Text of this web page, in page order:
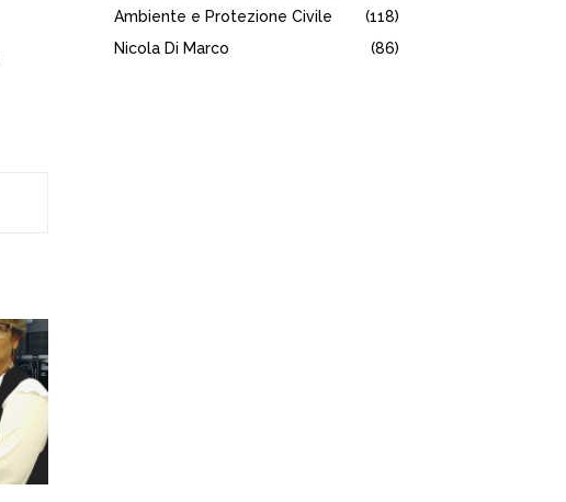
Ambiente e Protezione Civile
(118)
Nicola Di Marco
(86)